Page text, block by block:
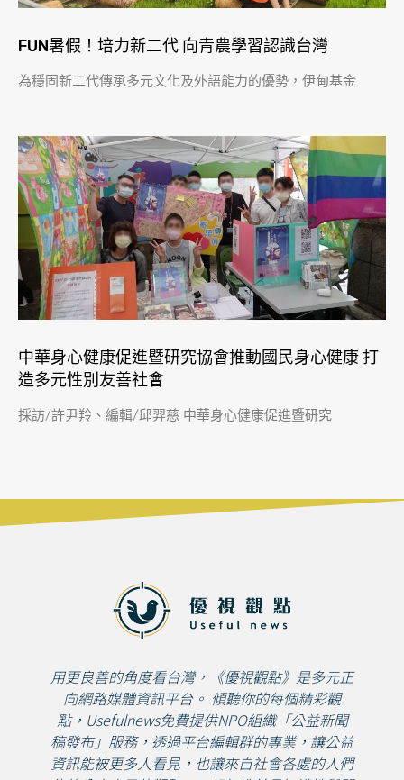
FUN暑假！培力新二代 向青農學習認識台灣
為穩固新二代傳承多元文化及外語能力的優勢，伊甸基金
​中華身心健康促進暨研究協會推動國民身心健康 打
造多元性別友善社會
採訪/許尹羚、編輯/邱羿慈 中華身心健康促進暨研究
用更良善的角度看台灣，《優視觀點》是多元正
向網路媒體資訊平台。 傾聽你的每個精彩觀
點，Usefulnews免費提供NPO組織「公益新聞
稿發布」服務，透過平台編輯群的專業，讓公益
資訊能被更多人看見，也讓來自社會各處的人們